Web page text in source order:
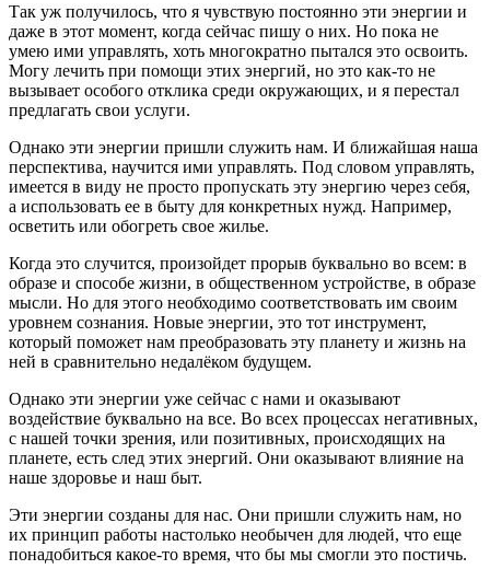
Так уж получилось, что я чувствую постоянно эти энергии и
даже в этот момент, когда сейчас пишу о них. Но пока не
умею ими управлять, хоть многократно пытался это освоить.
Могу лечить при помощи этих энергий, но это как-то не
вызывает особого отклика среди окружающих, и я перестал
предлагать свои услуги.
Однако эти энергии пришли служить нам. И ближайшая наша
перспектива, научится ими управлять. Под словом управлять,
имеется в виду не просто пропускать эту энергию через себя,
а использовать ее в быту для конкретных нужд. Например,
осветить или обогреть свое жилье.
Когда это случится, произойдет прорыв буквально во всем: в
образе и способе жизни, в общественном устройстве, в образе
мысли. Но для этого необходимо соответствовать им своим
уровнем сознания. Новые энергии, это тот инструмент,
который поможет нам преобразовать эту планету и жизнь на
ней в сравнительно недалёком будущем.
Однако эти энергии уже сейчас с нами и оказывают
воздействие буквально на все. Во всех процессах негативных,
с нашей точки зрения, или позитивных, происходящих на
планете, есть след этих энергий. Они оказывают влияние на
наше здоровье и наш быт.
Эти энергии созданы для нас. Они пришли служить нам, но
их принцип работы настолько необычен для людей, что еще
понадобиться какое-то время, что бы мы смогли это постичь.